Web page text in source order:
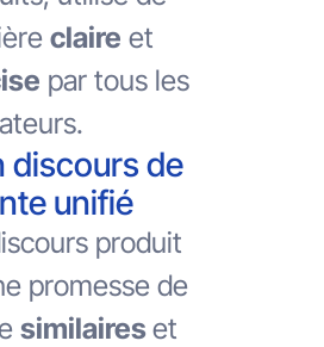
claire et
par tous les
discours de
unifié
produit
promesse de
similaireset